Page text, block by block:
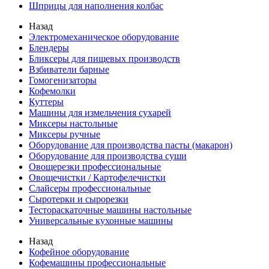
Шприцы для наполнения колбас
Назад
Электромеханическое оборудование
Блендеры
Бликсеры для пищевых производств
Взбиватели барные
Гомогенизаторы
Кофемолки
Куттеры
Машины для измельчения сухарей
Миксеры настольные
Миксеры ручные
Оборудование для производства пасты (макарон)
Оборудование для производства суши
Овощерезки профессиональные
Овощечистки / Картофелечистки
Слайсеры профессиональные
Сыротерки и сырорезки
Тестораскаточные машины настольные
Универсальные кухонные машины
Назад
Кофейное оборудование
Кофемашины профессиональные